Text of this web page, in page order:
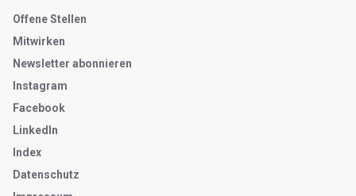
Metanavigation
Offene Stellen
Mitwirken
Newsletter abonnieren
Instagram
Facebook
LinkedIn
Index
Datenschutz